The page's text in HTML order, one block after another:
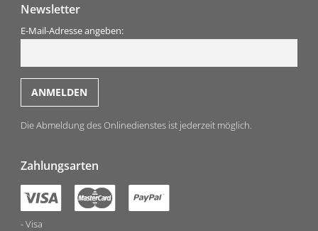
Newsletter
E-Mail-Adresse angeben:
Die Abmeldung des Onlinedienstes ist jederzeit möglich.
Zahlungsarten
Visa